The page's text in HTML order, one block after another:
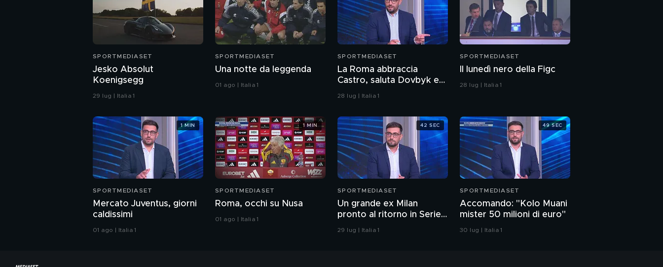
SPORTMEDIASET
Jesko Absolut
Koenigsegg
29 lug | Italia 1
SPORTMEDIASET
Una notte da leggenda
01 ago | Italia 1
SPORTMEDIASET
La Roma abbraccia
Castro, saluta Dovbyk e
punta a un nuovo
28 lug | Italia 1
SPORTMEDIASET
Il lunedì nero della Figc
28 lug | Italia 1
SPORTMEDIASET
Mercato Juventus, giorni
caldissimi
01 ago | Italia 1
1 MIN
SPORTMEDIASET
Roma, occhi su Nusa
01 ago | Italia 1
1 MIN
SPORTMEDIASET
Un grande ex Milan
pronto al ritorno in Serie
29 lug | Italia 1
42 SEC
SPORTMEDIASET
Accomando: "Kolo Muani
mister 50 milioni di euro"
30 lug | Italia 1
49 SEC